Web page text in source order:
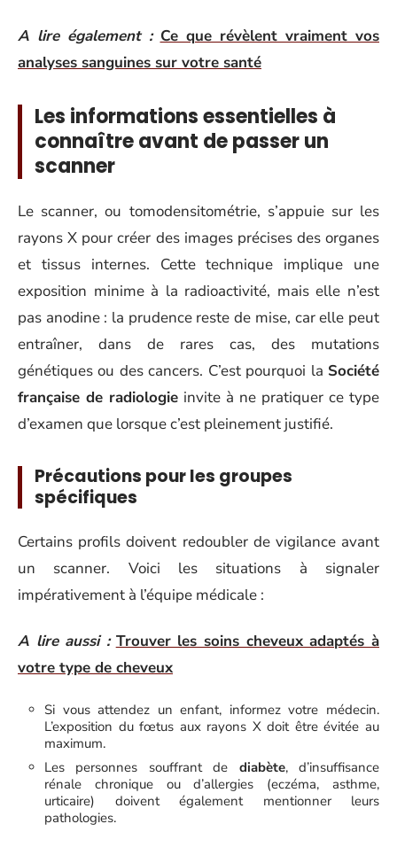
A lire également : Ce que révèlent vraiment vos
analyses sanguines sur votre santé
Les informations essentielles à
connaître avant de passer un
scanner
Le scanner, ou tomodensitométrie, s’appuie sur les
rayons X pour créer des images précises des organes
et tissus internes. Cette technique implique une
exposition minime à la radioactivité, mais elle n’est
pas anodine : la prudence reste de mise, car elle peut
entraîner, dans de rares cas, des mutations
génétiques ou des cancers. C’est pourquoi la Société
française de radiologie invite à ne pratiquer ce type
d’examen que lorsque c’est pleinement justifié.
Précautions pour les groupes
spécifiques
Certains profils doivent redoubler de vigilance avant
un scanner. Voici les situations à signaler
impérativement à l’équipe médicale :
A lire aussi : Trouver les soins cheveux adaptés à
votre type de cheveux
Si vous attendez un enfant, informez votre médecin.
L’exposition du fœtus aux rayons X doit être évitée au
maximum.
Les personnes souffrant de diabète, d’insuffisance
rénale chronique ou d’allergies (eczéma, asthme,
urticaire) doivent également mentionner leurs
pathologies.